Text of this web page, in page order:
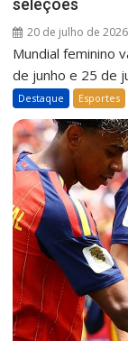
seleções
20 de julho de 2026
Mundial feminino
de junho e 25 de
Destaque Esportes